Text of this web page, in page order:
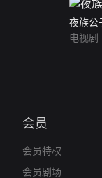
夜族公
电视剧
会员
会员特权
会员剧场